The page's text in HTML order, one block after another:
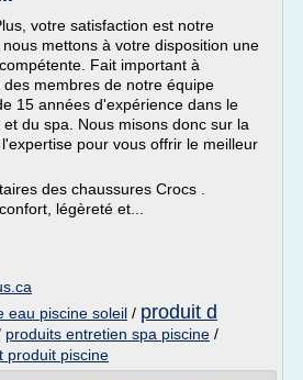
votre satisfaction est notre
mettons à votre disposition une
Fait important à
membres de notre équipe
15 années d'expérience dans le
du spa. Nous misons donc sur la
pour vous offrir le meilleur
des chaussures Crocs .
légèreté et...
eau piscine soleil / produit d
produits entretien spa piscine /
produit piscine